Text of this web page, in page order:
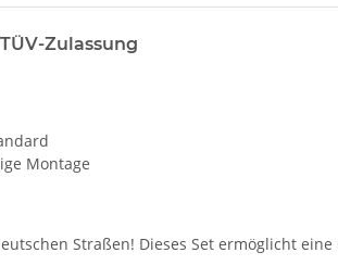
Zulassung
Montage
Straßen! Dieses Set ermöglicht